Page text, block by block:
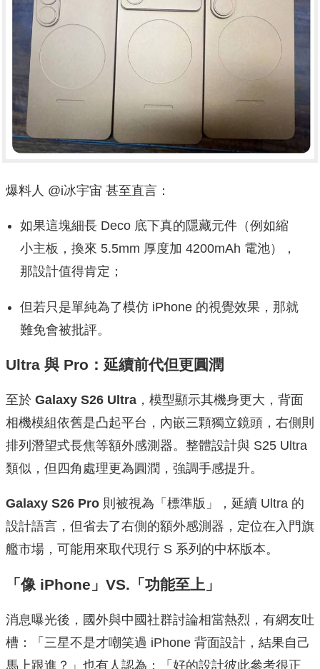
爆料人 @i冰宇宙 甚至直言：
如果這塊細長 Deco 底下真的隱藏元件（例如縮
小主板，換來 5.5mm 厚度加 4200mAh 電池），
那設計值得肯定；
但若只是單純為了模仿 iPhone 的視覺效果，那就
難免會被批評。
Ultra 與 Pro：延續前代但更圓潤
至於 Galaxy S26 Ultra ，模型顯示其機身更大，背面
相機模組依舊是凸起平台，內嵌三顆獨立鏡頭，右側則
排列潛望式長焦等額外感測器。整體設計與 S25 Ultra
類似，但四角處理更為圓潤，強調手感提升。
Galaxy S26 Pro 則被視為「標準版」，延續 Ultra 的
設計語言，但省去了右側的額外感測器，定位在入門旗
艦市場，可能用來取代現行 S 系列的中杯版本。
「像 iPhone」VS.「功能至上」
消息曝光後，國外與中國社群討論相當熱烈，有網友吐
槽：「三星不是才嘲笑過 iPhone 背面設計，結果自己
馬上跟進？」也有人認為：「好的設計彼此參考很正